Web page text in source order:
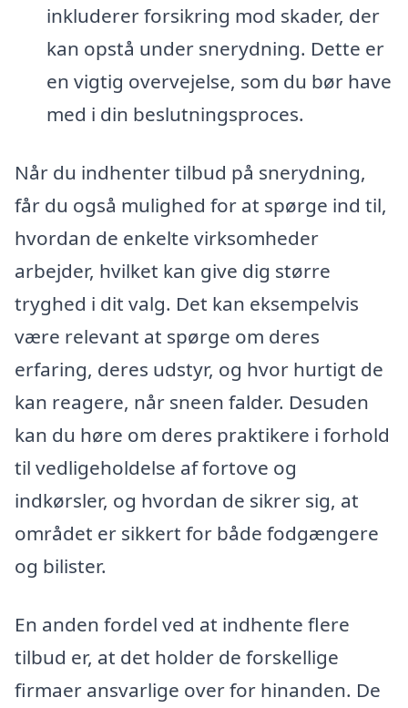
inkluderer forsikring mod skader, der
kan opstå under snerydning. Dette er
en vigtig overvejelse, som du bør have
med i din beslutningsproces.
Når du indhenter tilbud på snerydning,
får du også mulighed for at spørge ind til,
hvordan de enkelte virksomheder
arbejder, hvilket kan give dig større
tryghed i dit valg. Det kan eksempelvis
være relevant at spørge om deres
erfaring, deres udstyr, og hvor hurtigt de
kan reagere, når sneen falder. Desuden
kan du høre om deres praktikere i forhold
til vedligeholdelse af fortove og
indkørsler, og hvordan de sikrer sig, at
området er sikkert for både fodgængere
og bilister.
En anden fordel ved at indhente flere
tilbud er, at det holder de forskellige
firmaer ansvarlige over for hinanden. De